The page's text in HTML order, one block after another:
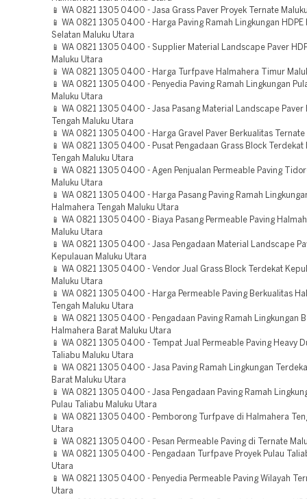
📱 WA 0821 1305 0400 - Jasa Grass Paver Proyek Ternate
📱 WA 0821 1305 0400 - Harga Paving Ramah Lingkungan HDPE
Selatan Maluku Utara
📱 WA 0821 1305 0400 - Supplier Material Landscape Paver
Maluku Utara
📱 WA 0821 1305 0400 - Harga Turfpave Halmahera Timur
📱 WA 0821 1305 0400 - Penyedia Paving Ramah Lingkungan
Maluku Utara
📱 WA 0821 1305 0400 - Jasa Pasang Material Landscape Paver
Tengah Maluku Utara
📱 WA 0821 1305 0400 - Harga Gravel Paver Berkualitas Ternate
📱 WA 0821 1305 0400 - Pusat Pengadaan Grass Block Terdekat
Tengah Maluku Utara
📱 WA 0821 1305 0400 - Agen Penjualan Permeable Paving
Maluku Utara
📱 WA 0821 1305 0400 - Harga Pasang Paving Ramah
Halmahera Tengah Maluku Utara
📱 WA 0821 1305 0400 - Biaya Pasang Permeable Paving
Maluku Utara
📱 WA 0821 1305 0400 - Jasa Pengadaan Material Landscape
Kepulauan Maluku Utara
📱 WA 0821 1305 0400 - Vendor Jual Grass Block Terdekat
Maluku Utara
📱 WA 0821 1305 0400 - Harga Permeable Paving Berkualitas
Tengah Maluku Utara
📱 WA 0821 1305 0400 - Pengadaan Paving Ramah Lingkungan
Halmahera Barat Maluku Utara
📱 WA 0821 1305 0400 - Tempat Jual Permeable Paving Heavy
Taliabu Maluku Utara
📱 WA 0821 1305 0400 - Jasa Paving Ramah Lingkungan
Barat Maluku Utara
📱 WA 0821 1305 0400 - Jasa Pengadaan Paving Ramah
Pulau Taliabu Maluku Utara
📱 WA 0821 1305 0400 - Pemborong Turfpave di Halmahera
Utara
📱 WA 0821 1305 0400 - Pesan Permeable Paving di Ternate
📱 WA 0821 1305 0400 - Pengadaan Turfpave Proyek Pulau
Utara
📱 WA 0821 1305 0400 - Penyedia Permeable Paving Wilayah
Utara